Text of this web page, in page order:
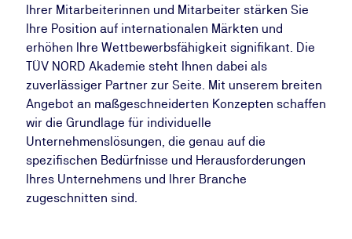
Ihrer Mitarbeiterinnen und Mitarbeiter stärken Sie
Ihre Position auf internationalen Märkten und
erhöhen Ihre Wettbewerbsfähigkeit signifikant. Die
TÜV NORD Akademie steht Ihnen dabei als
zuverlässiger Partner zur Seite. Mit unserem breiten
Angebot an maßgeschneiderten Konzepten schaffen
wir die Grundlage für individuelle
Unternehmenslösungen, die genau auf die
spezifischen Bedürfnisse und Herausforderungen
Ihres Unternehmens und Ihrer Branche
zugeschnitten sind.